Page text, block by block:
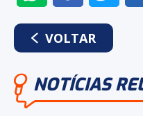
NO
WHATSAPP
NO
FACEBOOK
NO
VOLTAR
NOTÍCIAS